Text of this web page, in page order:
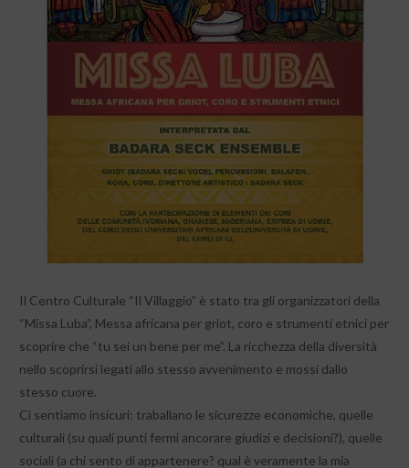
Il Centro Culturale “Il Villaggio” è stato tra gli organizzatori della
“Missa Luba”, Messa africana per griot, coro e strumenti etnici per
scoprire che “tu sei un bene per me”. La ricchezza della diversità
nello scoprirsi legati allo stesso avvenimento e mossi dallo
stesso cuore.
Ci sentiamo insicuri: traballano le sicurezze economiche, quelle
culturali (su quali punti fermi ancorare giudizi e decisioni?), quelle
sociali (a chi sento di appartenere? qual è veramente la mia